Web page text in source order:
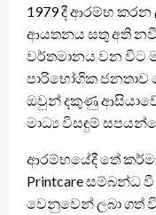
1979 දී ආරම්භ කරන
ආයතනය සතු අති
වර්තමානය වන විට
පාරිභෝගික ජනතාව
ඔවුන් දකුණු ආසියාවේ
මාධ්‍ය විසඳුම්
ආරම්භයේදී තේ
Printcare සම්බන්ධ
වෙනුවෙන් ලබා ගත්